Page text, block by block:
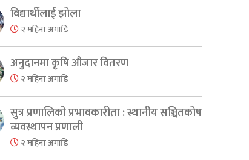
विद्यार्थीलाई झोला
२ महिना अगाडि
अनुदानमा कृषि औजार वितरण
२ महिना अगाडि
सुत्र प्रणालिको प्रभावकारीता : स्थानीय सञ्चितकोष
व्यवस्थापन प्रणाली
२ महिना अगाडि